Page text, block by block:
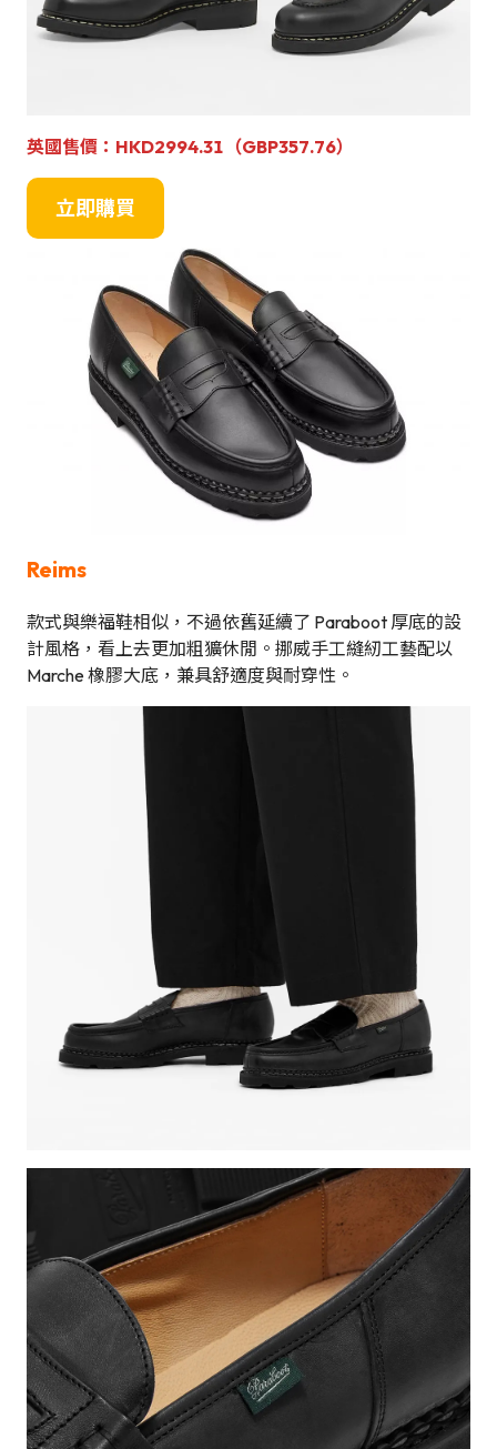
英國售價：HKD2994.31（GBP357.76）
立即購買
Reims
款式與樂福鞋相似，不過依舊延續了 Paraboot 厚底的設
計風格，看上去更加粗獷休閒。挪威手工縫紉工藝配以
Marche 橡膠大底，兼具舒適度與耐穿性。